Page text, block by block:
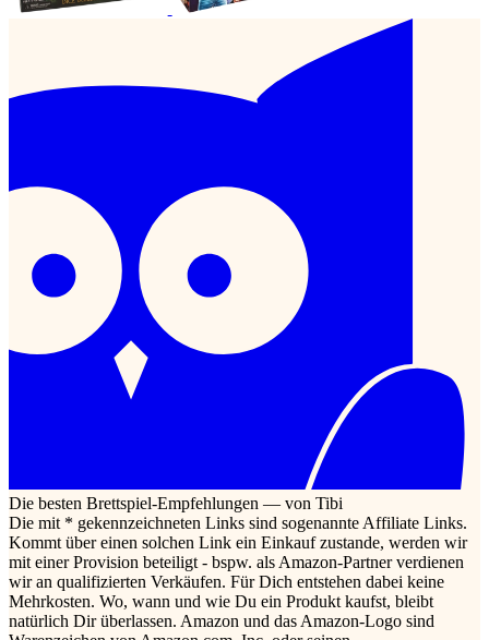
Die besten Brettspiel-Empfehlungen — von Tibi
Die mit * gekennzeichneten Links sind sogenannte Affiliate Links.
Kommt über einen solchen Link ein Einkauf zustande, werden wir
mit einer Provision beteiligt - bspw. als Amazon-Partner verdienen
wir an qualifizierten Verkäufen. Für Dich entstehen dabei keine
Mehrkosten. Wo, wann und wie Du ein Produkt kaufst, bleibt
natürlich Dir überlassen. Amazon und das Amazon-Logo sind